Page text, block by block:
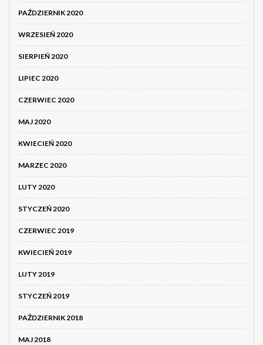
PAŹDZIERNIK 2020
WRZESIEŃ 2020
SIERPIEŃ 2020
LIPIEC 2020
CZERWIEC 2020
MAJ 2020
KWIECIEŃ 2020
MARZEC 2020
LUTY 2020
STYCZEŃ 2020
CZERWIEC 2019
KWIECIEŃ 2019
LUTY 2019
STYCZEŃ 2019
PAŹDZIERNIK 2018
MAJ 2018